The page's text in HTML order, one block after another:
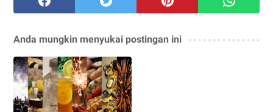
Anda mungkin menyukai postingan ini